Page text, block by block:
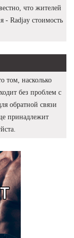
что жителей
- Radjay стоимость
том, насколько
без проблем с
обратной связи
принадлежит